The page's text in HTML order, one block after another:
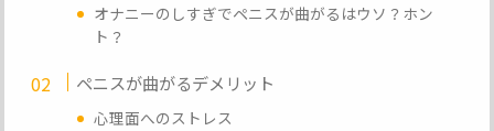
オナニーのしすぎでペニスが曲がるはウソ？ホン
ト？
ペニスが曲がるデメリット
心理面へのストレス